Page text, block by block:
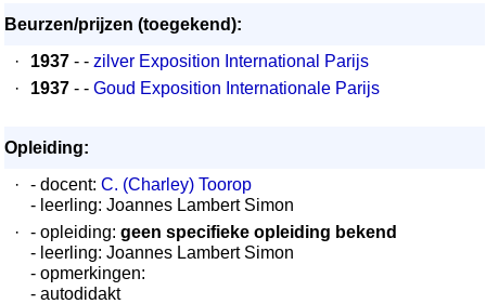
Beurzen/prijzen (toegekend):
·
1937 - - zilver Exposition International Parijs
·
1937 - - Goud Exposition Internationale Parijs
Opleiding:
·
- docent: C. (Charley) Toorop
- leerling: Joannes Lambert Simon
·
- opleiding: geen specifieke opleiding bekend
- leerling: Joannes Lambert Simon
- opmerkingen:
- autodidakt